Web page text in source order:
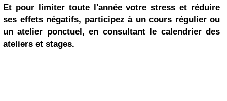
Et pour limiter toute l'année votre stress et réduire
ses effets négatifs, participez à un cours régulier ou
un atelier ponctuel, en consultant le calendrier des
ateliers et stages.